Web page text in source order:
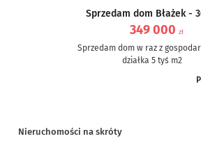
Sprzedam dom Błażek -
349 000 zł
Sprzedam dom w raz z
działka 5 tyś m2
Nieruchomości na skróty